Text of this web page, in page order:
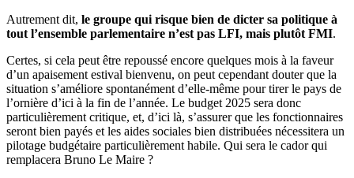
Autrement dit, le groupe qui risque bien de dicter sa politique à
tout l’ensemble parlementaire n’est pas LFI, mais plutôt FMI.
Certes, si cela peut être repoussé encore quelques mois à la faveur
d’un apaisement estival bienvenu, on peut cependant douter que la
situation s’améliore spontanément d’elle-même pour tirer le pays de
l’ornière d’ici à la fin de l’année. Le budget 2025 sera donc
particulièrement critique, et, d’ici là, s’assurer que les fonctionnaires
seront bien payés et les aides sociales bien distribuées nécessitera un
pilotage budgétaire particulièrement habile. Qui sera le cador qui
remplacera Bruno Le Maire ?